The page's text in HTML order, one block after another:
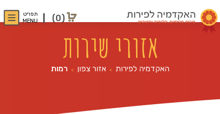
(0)
תפריט
MENU
אזורי שירות
האקדמיה לפירות > אזור צפון > רמות